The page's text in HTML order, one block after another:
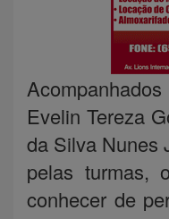
Evelin Tereza
da Silva Nunes
pelas turmas,
conhecer de